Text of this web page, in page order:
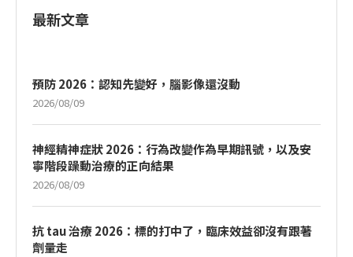
最新文章
預防 2026：認知先變好，腦影像還沒動
2026/08/09
神經精神症狀 2026：行為改變作為早期訊號，以及安
寧階段躁動治療的正向結果
2026/08/09
抗 tau 治療 2026：標的打中了，臨床效益卻沒有跟著
劑量走